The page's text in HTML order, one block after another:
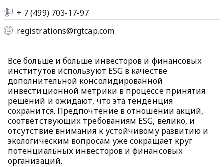
+ 7 (499) 703-17-97
registrations@rgtcap.com
Все больше и больше инвесторов и финансовых
институтов используют ESG в качестве
дополнительной консолидированной
инвестиционной метрики в процессе принятия
решений и ожидают, что эта тенденция
сохранится. Предпочтение в отношении акций,
соответствующих требованиям ESG, велико, и
отсутствие внимания к устойчивому развитию и
экологическим вопросам уже сокращает круг
потенциальных инвесторов и финансовых
организаций.